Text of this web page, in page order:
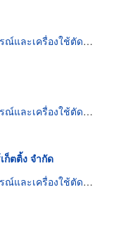
รื่องใช้ตัดและตกแต่งกระจก
รื่องใช้ตัดและตกแต่งกระจก
ก็ตติ้ง จำกัด
รื่องใช้ตัดและตกแต่งกระจก